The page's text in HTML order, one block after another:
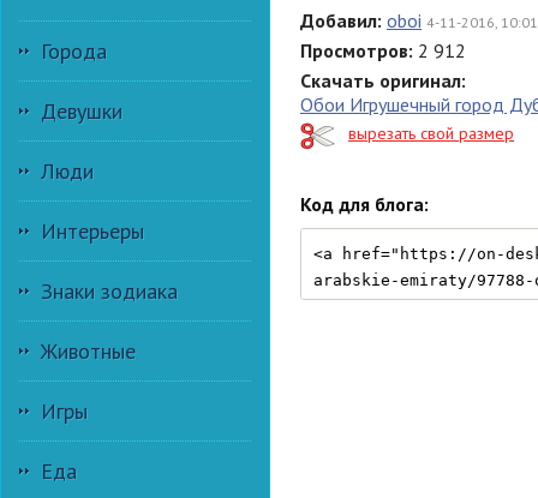
Города
Девушки
Люди
Интерьеры
Знаки зодиака
Животные
Игры
Еда
Добавил: oboi 4-11-2016, 10:01
Просмотров: 2 912
Скачать оригинал:
Обои Игрушечный город
вырезать свой размер
Код для блога: